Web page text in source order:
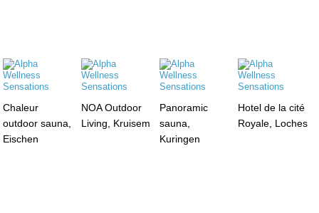
Chaleur
outdoor sauna,
Eischen
NOA Outdoor
Living, Kruisem
Panoramic
sauna,
Kuringen
Hotel de la cité
Royale, Loches